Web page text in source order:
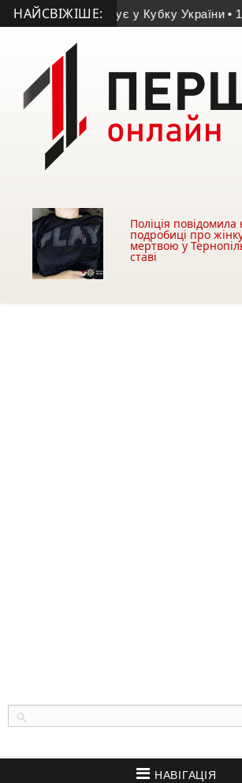
НАЙСВІЖІШЕ:
стартує у Кубку України • 147
Поліція повідомила
подробиці про
мертвою у
ставі
НАВІГАЦІЯ